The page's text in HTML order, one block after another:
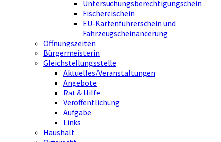
Untersuchungsberechtigungschein
Fischereischein
EU-Kartenführerschein und
Fahrzeugscheinänderung
Öffnungszeiten
Bürgermeisterin
Gleichstellungsstelle
Aktuelles/Veranstaltungen
Angebote
Rat & Hilfe
Veröffentlichung
Aufgabe
Links
Haushalt